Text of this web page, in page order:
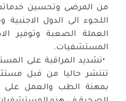
من المرضى وتحسين
اللجوء الى الدول
العملة الصعبة وتوفير
المستشفيات.
•تشديد المراقبة على
تنتشر حاليا من قبل
بمهنة الطب والعمل